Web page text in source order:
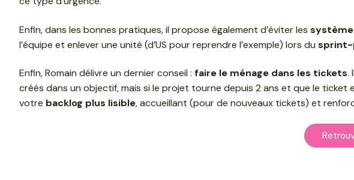
Enfin, dans les bonnes pratiques, il propose également d’éviter les
l’équipe et enlever une unité (d’US pour reprendre l’exemple) lors du sprint-
Enfin, Romain délivre un dernier conseil : faire le ménage dans les tickets.
créés dans un objectif, mais si le projet tourne depuis 2 ans et que le
votre backlog plus lisible, accueillant (pour de nouveaux tickets) et